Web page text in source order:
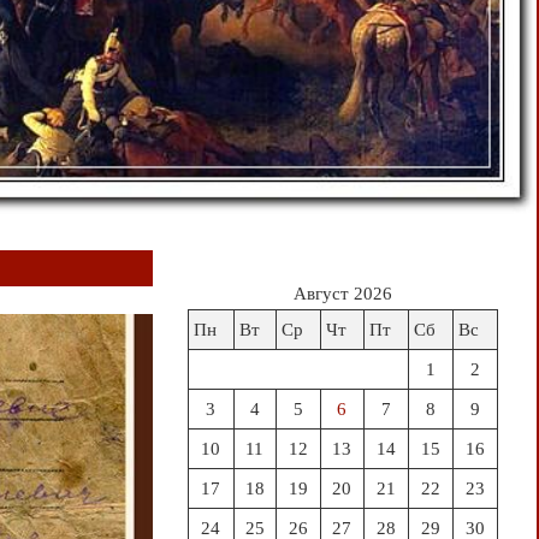
Август 2026
Пн
Вт Ср Чт Пт Сб Вс
1 2
3 4 5 6 7 8 9
10 11 12 13 14 15 16
17 18 19 20 21 22 23
24 25 26 27 28 29 30